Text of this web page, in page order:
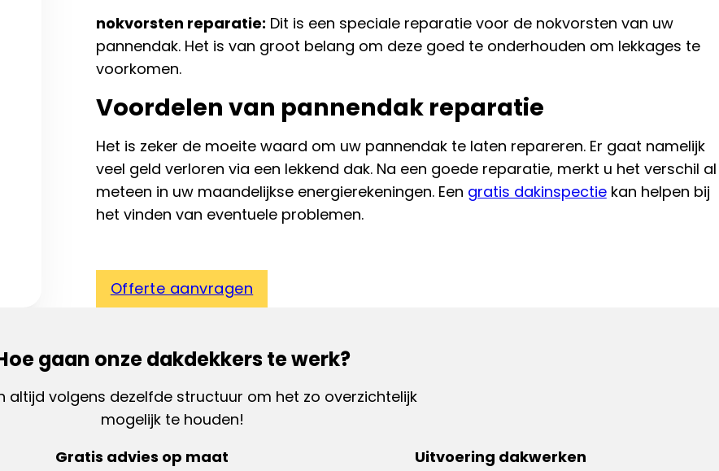
nokvorsten reparatie: Dit is een speciale reparatie voor de nokvorsten van uw
pannendak. Het is van groot belang om deze goed te onderhouden om lekkages te
voorkomen.
Voordelen van pannendak reparatie
Het is zeker de moeite waard om uw pannendak te laten repareren. Er gaat namelijk
veel geld verloren via een lekkend dak. Na een goede reparatie, merkt u het verschil al
meteen in uw maandelijkse energierekeningen. Een gratis dakinspectiekan helpen bij
het vinden van eventuele problemen.
Offerte aanvragen
gaan onze dakdekkers te werk?
altijd volgens dezelfde structuur om het zo overzichtelijk
mogelijk te houden!
Gratis advies op maat
Uitvoering dakwerken